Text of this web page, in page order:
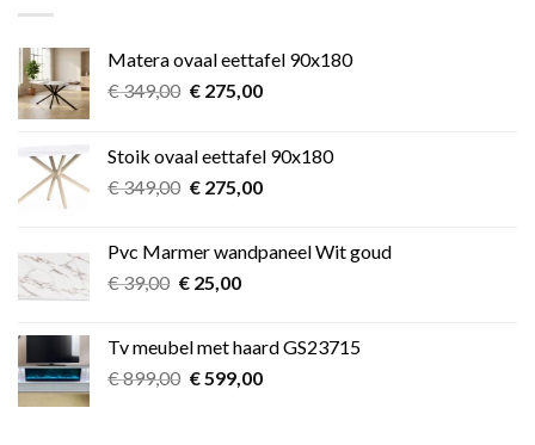
Matera ovaal eettafel 90x180
€349,00 Oorspronkelijke
€ 349,00.
€275,00Huidige
€ 275,00.
Stoik ovaal eettafel 90x180
€349,00 Oorspronkelijke
€ 349,00.
€275,00Huidige
€ 275,00.
Pvc Marmer wandpaneel Wit goud
€39,00 Oorspronkelijke
€ 39,00.
€25,00Huidige
€ 25,00.
Tv meubel met haard GS23715
€899,00 Oorspronkelijke
€599,00Huidige